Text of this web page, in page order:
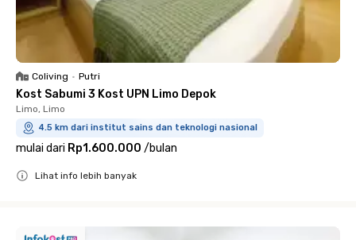
Coliving • Putri
Kost Sabumi 3 Kost UPN Limo Depok
Limo, Limo
4.5 km dari institut sains dan teknologi nasional
mulai dari Rp1.600.000 /bulan
Lihat info lebih banyak